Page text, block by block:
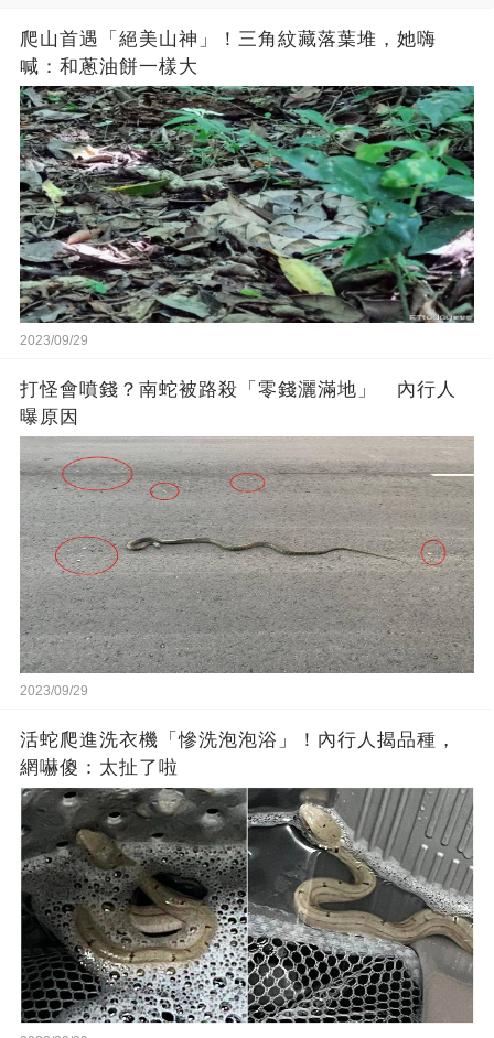
爬山首遇「絕美山神」！三角紋藏落葉堆，她嗨
喊：和蔥油餅一樣大
2023/09/29
打怪會噴錢？南蛇被路殺「零錢灑滿地」 內行人
曝原因
2023/09/29
活蛇爬進洗衣機「慘洗泡泡浴」！內行人揭品種，
網嚇傻：太扯了啦